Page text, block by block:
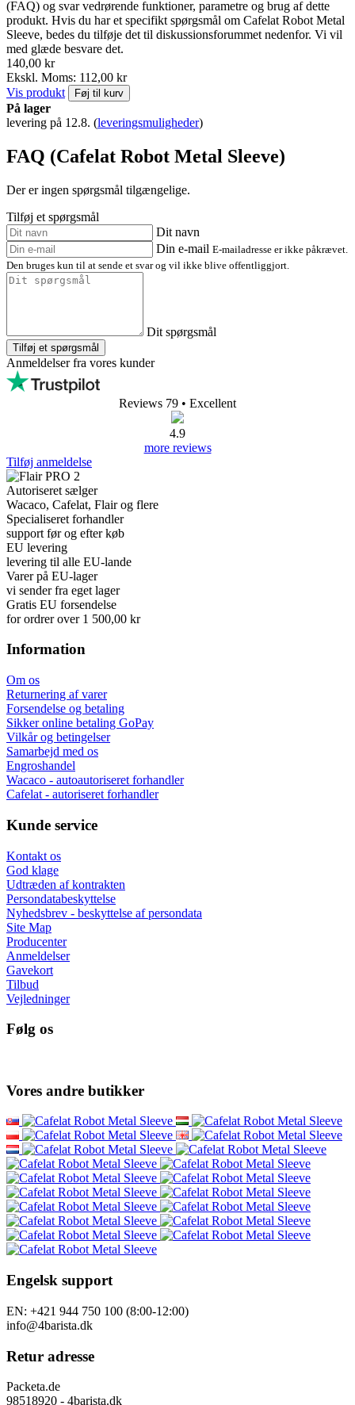
(FAQ) og svar vedrørende funktioner, parametre og brug af dette
produkt. Hvis du har et specifikt spørgsmål om Cafelat Robot Metal
Sleeve, bedes du tilføje det til diskussionsforummet nedenfor. Vi vil
med glæde besvare det.
140,00 kr
Ekskl. Moms: 112,00 kr
Vis produkt
Føj til kurv
På lager
levering på 12.8. (leveringsmuligheder)
FAQ (Cafelat Robot Metal Sleeve)
Der er ingen spørgsmål tilgængelige.
Tilføj et spørgsmål
Dit navn
Din e-mail E-mailadresse er ikke påkrævet.
Den bruges kun til at sende et svar og vil ikke blive offentliggjort.
Dit spørgsmål
Tilføj et spørgsmål
Anmeldelser fra vores kunder
Reviews 79 • Excellent
4.9
more reviews
Tilføj anmeldelse
Autoriseret sælger
Wacaco, Cafelat, Flair og flere
Specialiseret forhandler
support før og efter køb
EU levering
levering til alle EU-lande
Varer på EU-lager
vi sender fra eget lager
Gratis EU forsendelse
for ordrer over 1 500,00 kr
Information
Om os
Returnering af varer
Forsendelse og betaling
Sikker online betaling GoPay
Vilkår og betingelser
Samarbejd med os
Engroshandel
Wacaco - autoautoriseret forhandler
Cafelat - autoriseret forhandler
Kunde service
Kontakt os
God klage
Udtræden af kontrakten
Persondatabeskyttelse
Nyhedsbrev - beskyttelse af persondata
Site Map
Producenter
Anmeldelser
Gavekort
Tilbud
Vejledninger
Følg os
Vores andre butikker
Engelsk support
EN: +421 944 750 100 (8:00-12:00)
info@4barista.dk
Retur adresse
Packeta.de
98518920 - 4barista.dk